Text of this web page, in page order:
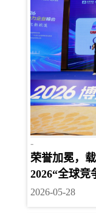
-
荣誉加冕，
2026“全球竞
2026-05-28